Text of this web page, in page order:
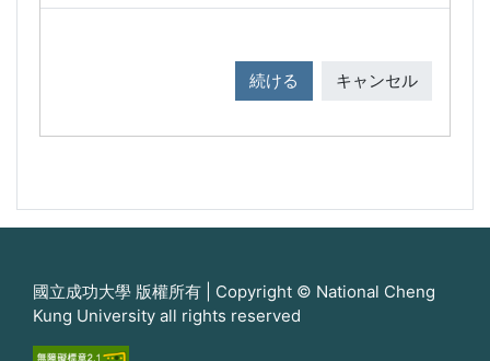
続ける キャンセル
國立成功大學 版權所有 | Copyright © National Cheng
Kung University all rights reserved